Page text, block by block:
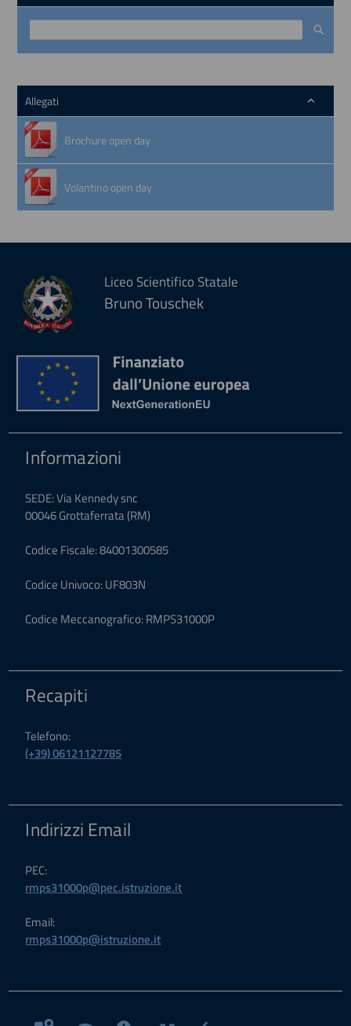
Allegati
Brochure open day
Volantino open day
Liceo Scientifico Statale
Bruno Touschek
Informazioni
SEDE: Via Kennedy snc
00046 Grottaferrata (RM)
Codice Fiscale: 84001300585
Codice Univoco: UF803N
Codice Meccanografico: RMPS31000P
Recapiti
Telefono:
(+39) 06121127785
Indirizzi Email
PEC:
rmps31000p@pec.istruzione.it
Email:
rmps31000p@istruzione.it